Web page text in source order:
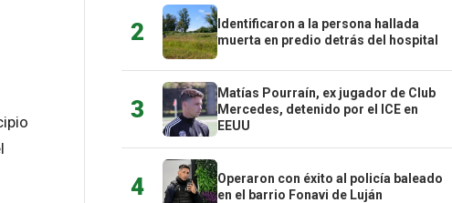
2
Identificaron a la persona hallada
muerta en predio detrás del hospital
3
Matías Pourraín, ex jugador de Club
Mercedes, detenido por el ICE en
EEUU
4
Operaron con éxito al policía baleado
en el barrio Fonavi de Luján